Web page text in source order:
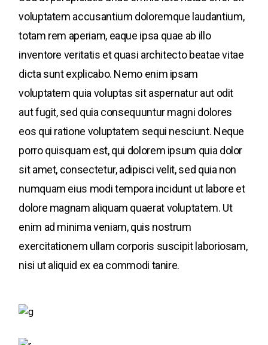
voluptatem accusantium doloremque laudantium,
totam rem aperiam, eaque ipsa quae ab illo
inventore veritatis et quasi architecto beatae vitae
dicta sunt explicabo. Nemo enim ipsam
voluptatem quia voluptas sit aspernatur aut odit
aut fugit, sed quia consequuntur magni dolores
eos qui ratione voluptatem sequi nesciunt. Neque
porro quisquam est, qui dolorem ipsum quia dolor
sit amet, consectetur, adipisci velit, sed quia non
numquam eius modi tempora incidunt ut labore et
dolore magnam aliquam quaerat voluptatem. Ut
enim ad minima veniam, quis nostrum
exercitationem ullam corporis suscipit laboriosam,
nisi ut aliquid ex ea commodi tanire.